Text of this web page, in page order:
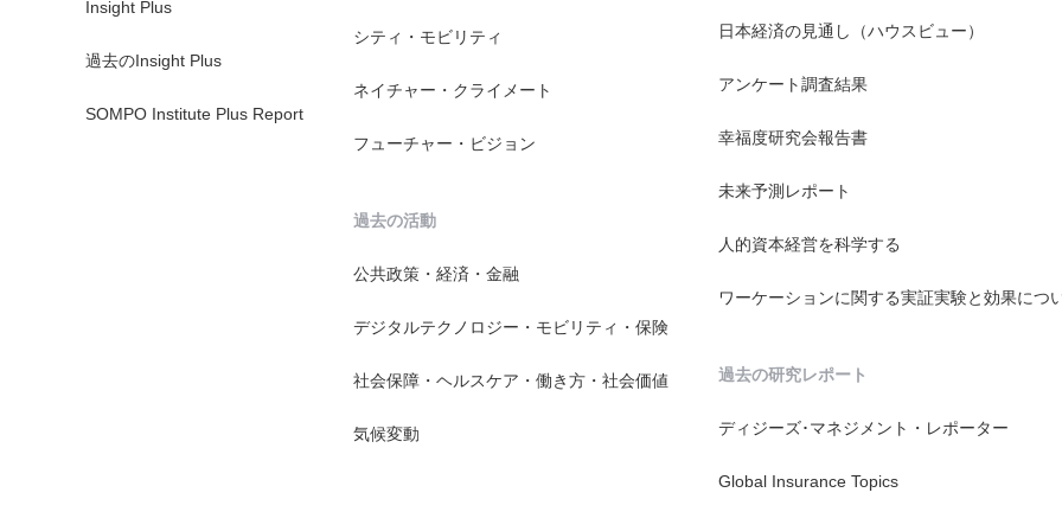
Insight Plus
過去のInsight Plus
SOMPO Institute Plus Report
シティ・モビリティ
ネイチャー・クライメート
フューチャー・ビジョン
過去の活動
公共政策・経済・金融
デジタルテクノロジー・モビリティ・保険
社会保障・ヘルスケア・働き方・社会価値
気候変動
日本経済の見通し（ハウスビュー）
アンケート調査結果
幸福度研究会報告書
未来予測レポート
人的資本経営を科学する
ワーケーションに関する実証実験と効果につ
過去の研究レポート
ディジーズ･マネジメント・レポーター
Global Insurance Topics